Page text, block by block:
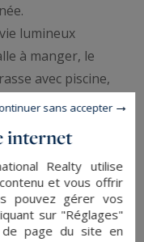
lumineux
à manger, le
avec piscine,
La cuisine
avec un
convivialité, et
fonctionnelle
d'une suite
internet
Realty utilise
et vous offrir
pouvez gérer vos
sur "Réglages"
page du site en
sans accepter